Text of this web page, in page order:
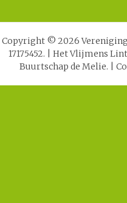
Copyright © 2026
17175452.
Het Vlijmens
Buurtschap de Melie.